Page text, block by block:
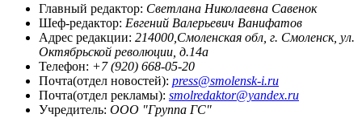
Главный редактор: Светлана Николаевна Савенок
Шеф-редактор: Евгений Валерьевич Ванифатов
Адрес редакции: 214000,Смоленская обл, г. Смоленск, ул.
Октябрьской революции, д.14а
Телефон: +7 (920) 668-05-20
Почта(отдел новостей): press@smolensk-i.ru
Почта(отдел рекламы): smolredaktor@yandex.ru
Учредитель: ООО "Группа ГС"